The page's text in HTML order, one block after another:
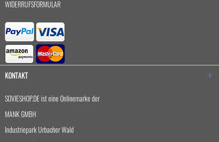
WIDERRUFSFORMULAR
KONTAKT
SOVIESHOP.DE ist eine Onlinemarke der
MANK GMBH
Industriepark Urbacher Wald